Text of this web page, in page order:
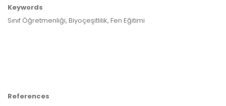
Keywords
Sınıf Öğretmenliği, Biyoçeşitlilik, Fen Eğitimi
References